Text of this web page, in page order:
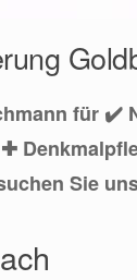
für ✔️
Sie